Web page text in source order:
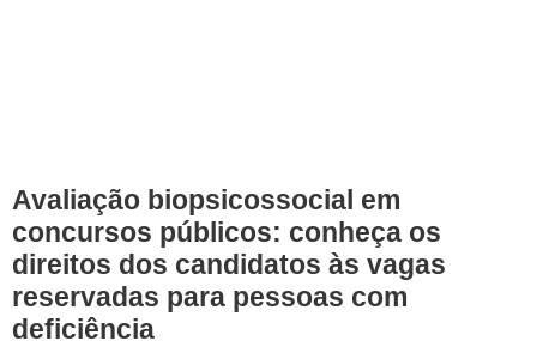
Avaliação biopsicossocial em
concursos públicos: conheça os
direitos dos candidatos às vagas
reservadas para pessoas com
deficiência